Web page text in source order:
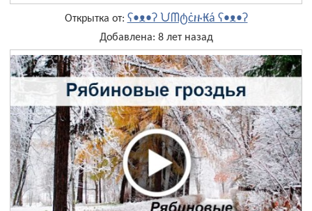
Открытка от: ʕ•ᴥ•ʔ ᙀᗰტċዙ₭á ʕ•ᴥ•ʔ
Добавлена: 8 лет назад